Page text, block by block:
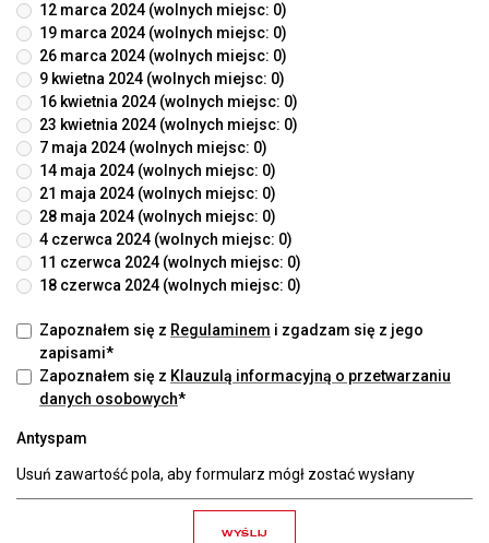
12 marca 2024 (wolnych miejsc: 0)
19 marca 2024 (wolnych miejsc: 0)
26 marca 2024 (wolnych miejsc: 0)
9 kwietna 2024 (wolnych miejsc: 0)
16 kwietnia 2024 (wolnych miejsc: 0)
23 kwietnia 2024 (wolnych miejsc: 0)
7 maja 2024 (wolnych miejsc: 0)
14 maja 2024 (wolnych miejsc: 0)
21 maja 2024 (wolnych miejsc: 0)
28 maja 2024 (wolnych miejsc: 0)
4 czerwca 2024 (wolnych miejsc: 0)
11 czerwca 2024 (wolnych miejsc: 0)
18 czerwca 2024 (wolnych miejsc: 0)
Zapoznałem się z Regulaminem i zgadzam się z jego
zapisami*
Zapoznałem się z Klauzulą informacyjną o przetwarzaniu
danych osobowych*
Antyspam